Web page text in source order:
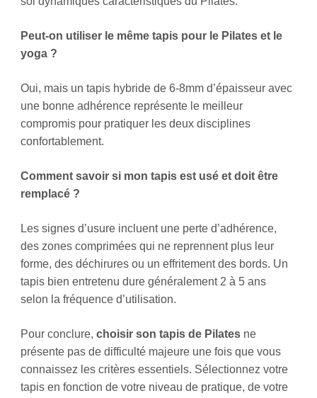
Peut-on utiliser le même tapis pour le Pilates et le
yoga ?
Oui, mais un tapis hybride de 6-8mm d’épaisseur avec
une bonne adhérence représente le meilleur
compromis pour pratiquer les deux disciplines
confortablement.
Comment savoir si mon tapis est usé et doit être
remplacé ?
Les signes d’usure incluent une perte d’adhérence,
des zones comprimées qui ne reprennent plus leur
forme, des déchirures ou un effritement des bords. Un
tapis bien entretenu dure généralement 2 à 5 ans
selon la fréquence d’utilisation.
Pour conclure,choisir son tapis de Pilates ne
présente pas de difficulté majeure une fois que vous
connaissez les critères essentiels. Sélectionnez votre
tapis en fonction de votre niveau de pratique, de votre